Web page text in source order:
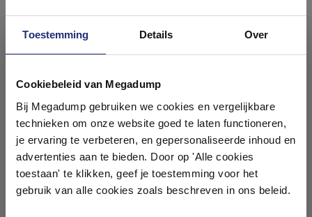
Toestemming Details Over
Cookiebeleid van Megadump
Bij Megadump gebruiken we cookies en vergelijkbare
technieken om onze website goed te laten functioneren,
je ervaring te verbeteren, en gepersonaliseerde inhoud en
advertenties aan te bieden. Door op 'Alle cookies
toestaan' te klikken, geef je toestemming voor het
gebruik van alle cookies zoals beschreven in ons beleid.
Aloni Mat Chroom
volgende (werk)dag in huis
38,00
31,00
Aloni Wit
volgende (werk)dag in huis
26,00
badkamers in onze 1000 m²
showroom
Laat je inspireren door 21 volledig ingerichte
badkameropstellingen – van compact tot luxe. Onze
ervaren adviseurs helpen je persoonlijk, en je vindt
tegels & sanitair direct uit voorraad. Gratis parkeren
op eigen terrein.